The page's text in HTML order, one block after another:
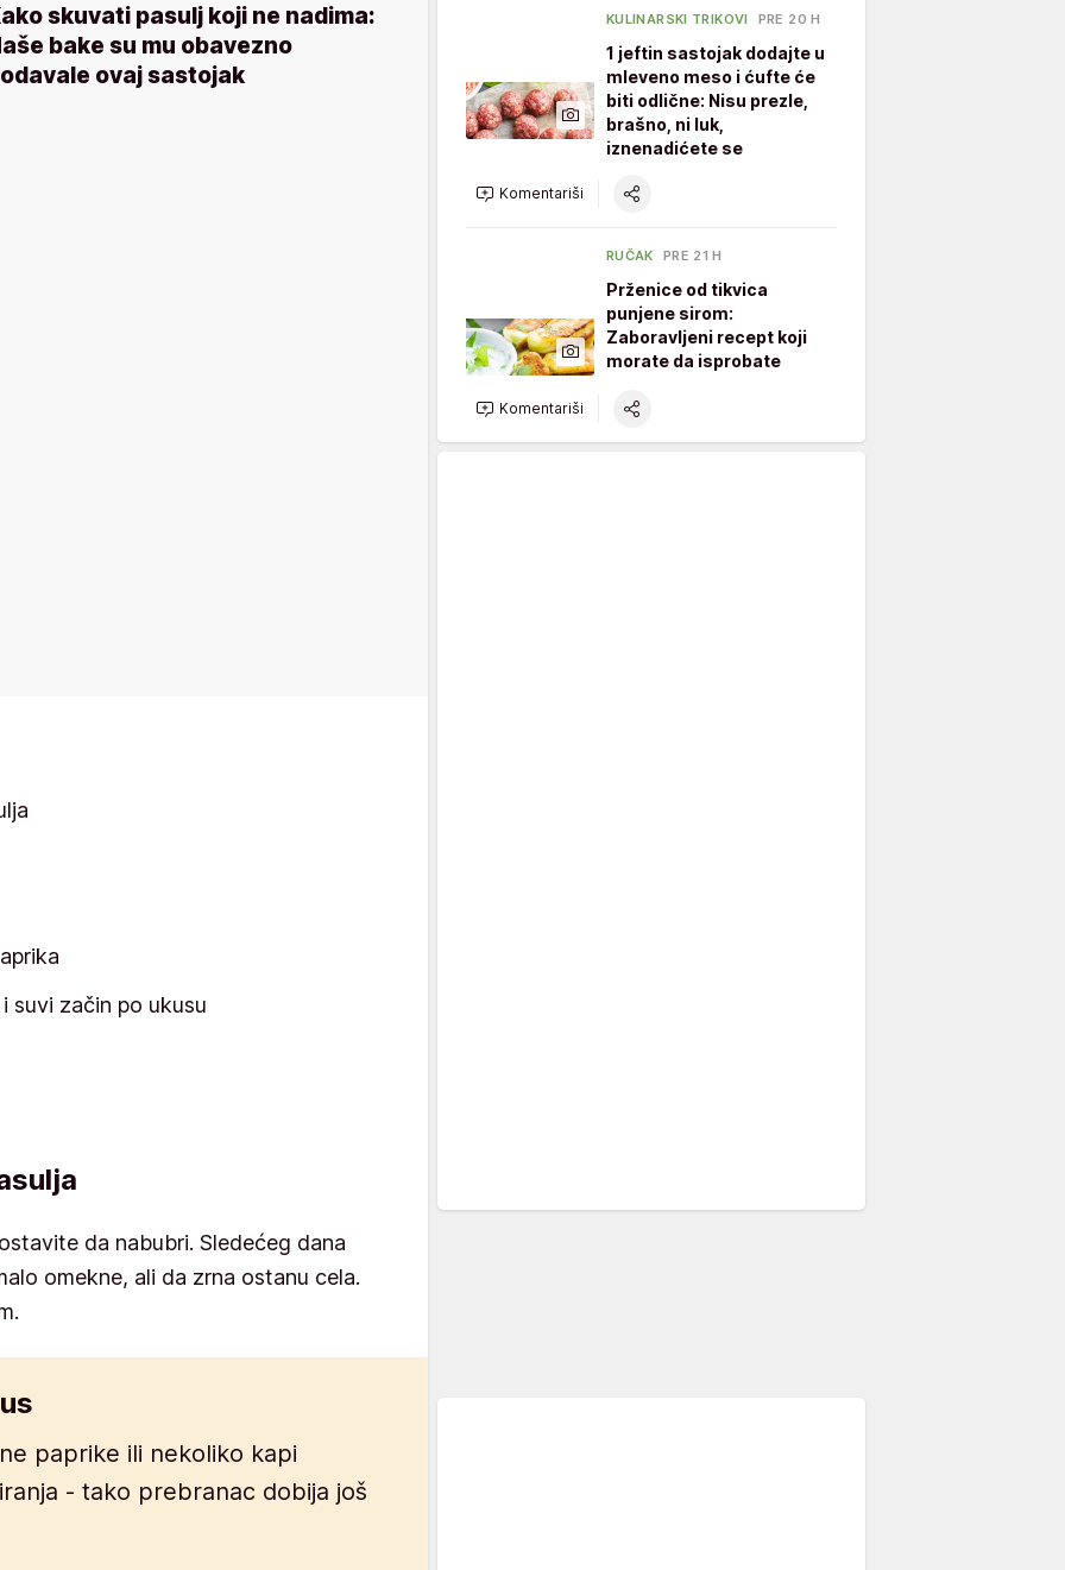
skuvati pasulj koji ne nadima:
bake su mu obavezno
ovaj sastojak
suvi začin po ukusu
da nabubri. Sledećeg dana
omekne, ali da zrna ostanu cela.
paprike ili nekoliko kapi
- tako prebranac dobija još
KULINARSKI TRIKOVI PRE 20 H
1 jeftin sastojak dodajte u
mleveno meso i ćufte će
biti odlične: Nisu prezle,
brašno, ni luk,
iznenadićete se
Komentariši
RUČAK PRE 21 H
Prženice od tikvica
punjene sirom:
Zaboravljeni recept koji
morate da isprobate
Komentariši